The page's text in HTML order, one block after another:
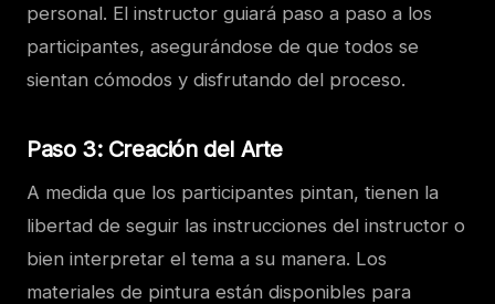
personal. El instructor guiará paso a paso a los
participantes, asegurándose de que todos se
sientan cómodos y disfrutando del proceso.
Paso 3: Creación del Arte
A medida que los participantes pintan, tienen la
libertad de seguir las instrucciones del instructor o
bien interpretar el tema a su manera. Los
materiales de pintura están disponibles para